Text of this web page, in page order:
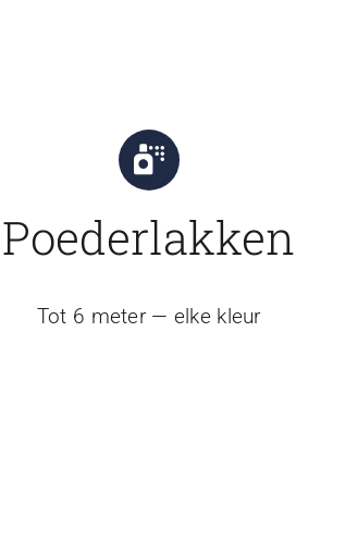
Poederlakken
Tot 6 meter — elke kleur